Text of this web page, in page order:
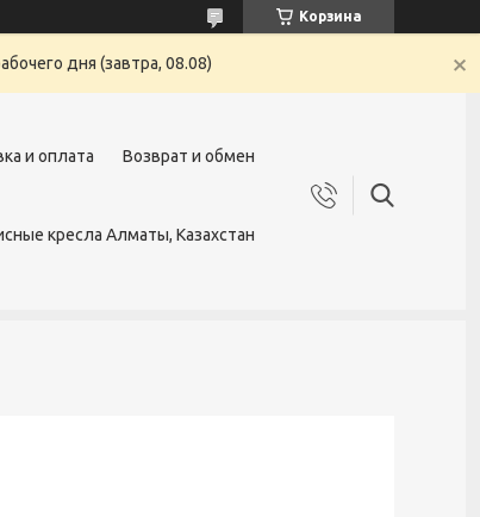
Корзина
дня (завтра, 08.08)
и оплата Возврат и обмен
кресла Алматы, Казахстан